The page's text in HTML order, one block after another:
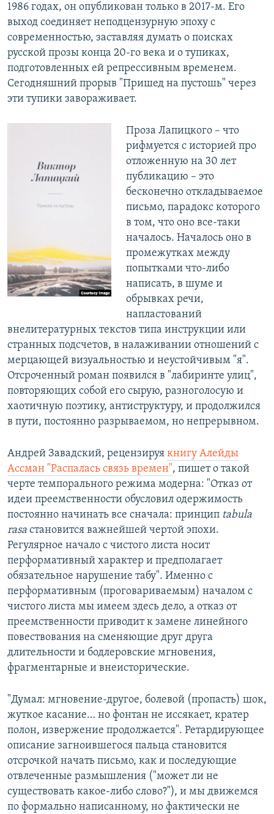
1986 годах, он опубликован только в 2017-м. Его
выход соединяет неподцензурную эпоху с
современностью, заставляя думать о поисках
русской прозы конца 20-го века и о тупиках,
подготовленных ей репрессивным временем.
Сегодняшний прорыв "Пришед на пустошь" через
эти тупики завораживает.
Проза Лапицкого – что
рифмуется с историей про
отложенную на 30 лет
публикацию – это
бесконечно откладываемое
письмо, парадокс которого
в том, что оно все-таки
началось. Началось оно в
промежутках между
попытками что-либо
написать, в шуме и
обрывках речи,
напластований
внелитературных текстов типа инструкции или
странных подсчетов, в налаживании отношений с
мерцающей визуальностью и неустойчивым "я".
Отсроченный роман появился в "лабиринте улиц",
повторяющих собой его сырую, разноголосую и
хаотичную поэтику, антиструктуру, и продолжился
в пути, постоянно разрываемом, но непрерывном.
Андрей Завадский, рецензируя книгу Алейды
Ассман "Распалась связь времен", пишет о такой
черте темпорального режима модерна: "Отказ от
идеи преемственности обусловил одержимость
постоянно начинать все сначала: принцип tabula
rasa становится важнейшей чертой эпохи.
Регулярное начало с чистого листа носит
перформативный характер и предполагает
обязательное нарушение табу". Именно с
перформативным (проговариваемым) началом с
чистого листа мы имеем здесь дело, а отказ от
преемственности приводит к замене линейного
повествования на сменяющие друг друга
длительности и бодлеровские мгновения,
фрагментарные и внеисторические.
"Думал: мгновение-другое, болевой (пропасть) шок,
жуткое касание… но фонтан не иссякает, кратер
полон, извержение продолжается". Ретардирующее
описание загноившегося пальца становится
отсрочкой начать письмо, как и последующие
отвлеченные размышления ("может ли не
существовать какое-либо слово?"), и мы движемся
по формально написанному, но фактически не